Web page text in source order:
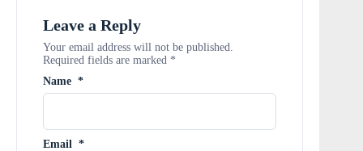
Leave a Reply
Your email address will not be published.
Required fields are marked *
Name *
Email *